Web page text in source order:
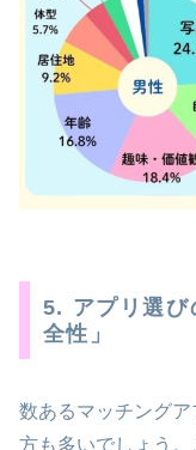
5. アプリ選び
全性」
数あるマッチング
方も多いでしょう